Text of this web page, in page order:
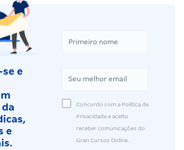
e
e
Concordo com a Política de
Privacidade e aceito
receber comunicações do
Gran Cursos Online.